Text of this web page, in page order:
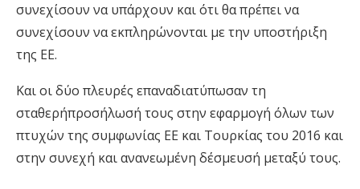
συνεχίσουν να υπάρχουν και ότι θα πρέπει να
συνεχίσουν να εκπληρώνονται με την υποστήριξη
της ΕΕ.
Και οι δύο πλευρές επαναδιατύπωσαν τη
σταθερήπροσήλωσή τους στην εφαρμογή όλων των
πτυχών της συμφωνίας ΕΕ και Τουρκίας του 2016 και
στην συνεχή και ανανεωμένη δέσμευσή μεταξύ τους.